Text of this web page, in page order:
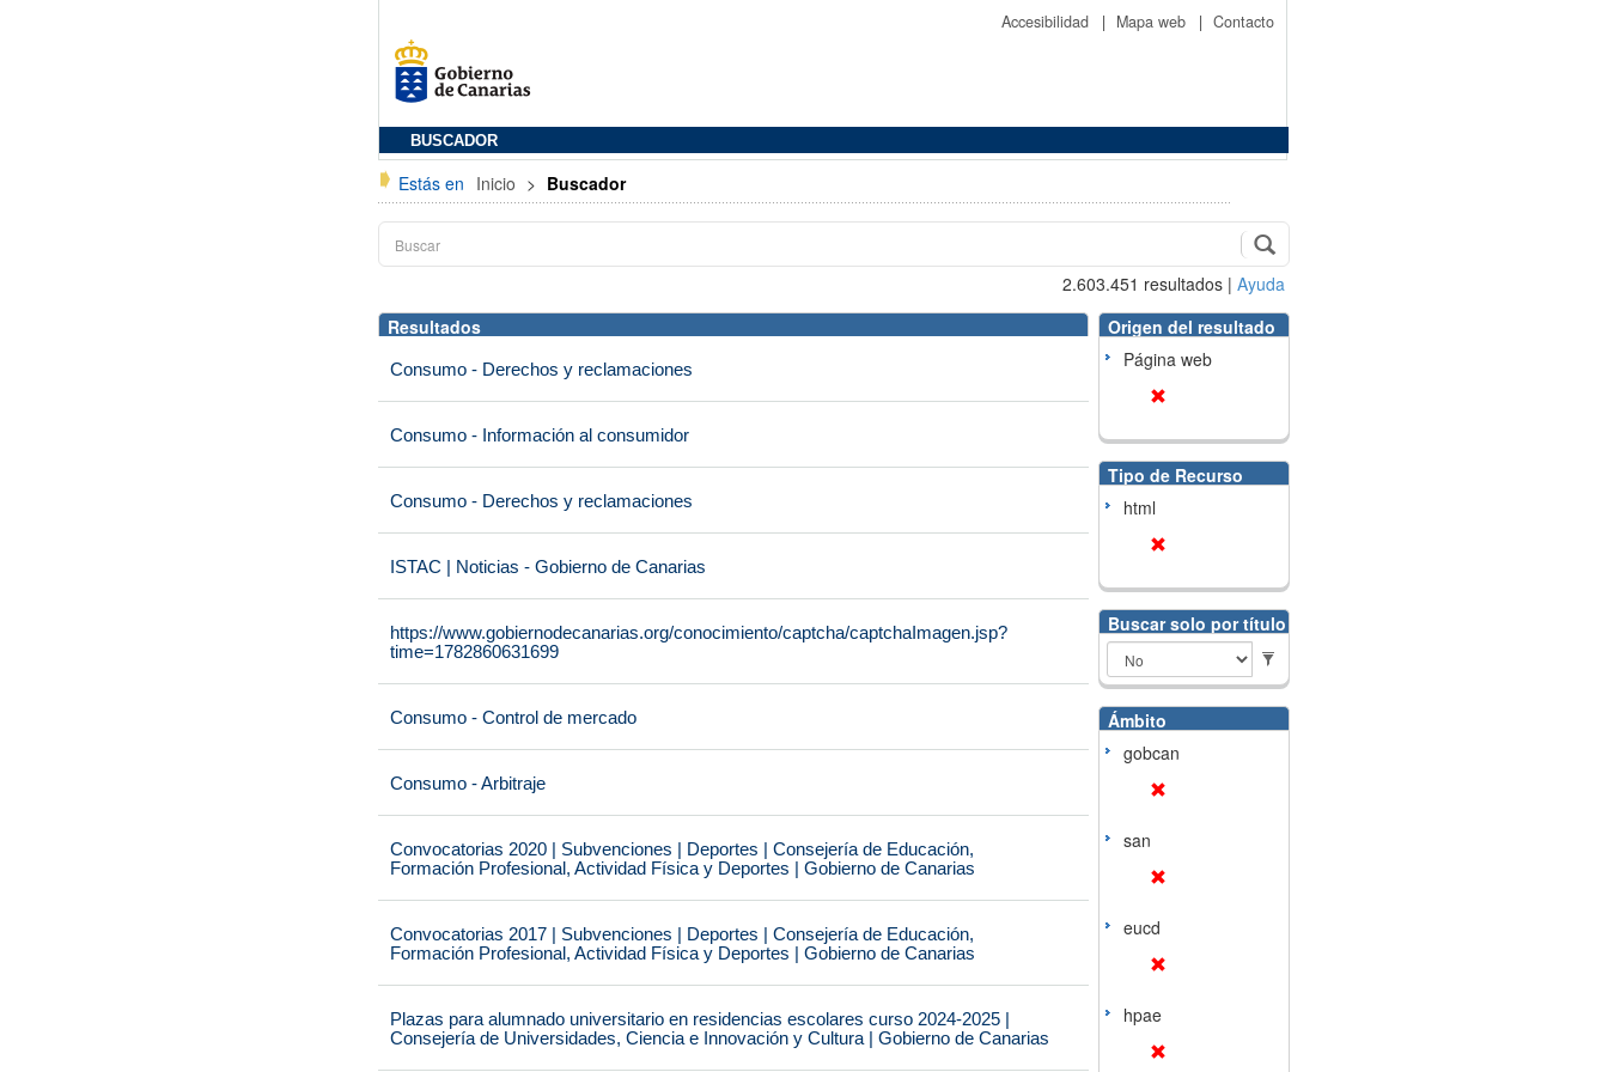
Accesibilidad | Mapa web | Contacto
BUSCADOR
Estás en Inicio > Buscador
2.603.451 resultados | Ayuda
Resultados
Consumo - Derechos y reclamaciones
Consumo - Información al consumidor
Consumo - Derechos y reclamaciones
ISTAC | Noticias - Gobierno de Canarias
https://www.gobiernodecanarias.org/conocimiento/captcha/captchaImagen.jsp?
time=1782860631699
Consumo - Control de mercado
Consumo - Arbitraje
Convocatorias 2020 | Subvenciones | Deportes | Consejería de Educación,
Formación Profesional, Actividad Física y Deportes | Gobierno de Canarias
Convocatorias 2017 | Subvenciones | Deportes | Consejería de Educación,
Formación Profesional, Actividad Física y Deportes | Gobierno de Canarias
Plazas para alumnado universitario en residencias escolares curso 2024-2025 |
Consejería de Universidades, Ciencia e Innovación y Cultura | Gobierno de Canarias
Origen del resultado
Página web
Tipo de Recurso
html
Buscar solo por título
Ámbito
gobcan
san
eucd
hpae